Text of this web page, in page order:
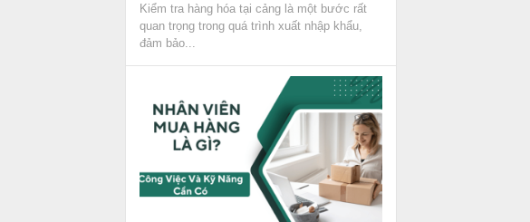
Kiểm tra hàng hóa tại cảng là một bước rất
quan trọng trong quá trình xuất nhập khẩu,
đảm bảo...